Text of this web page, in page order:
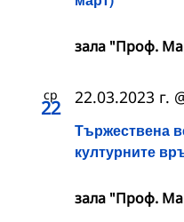
зала "Проф.
ср
22
Тържествена
културните
22.03.2023 г.
зала "Проф.